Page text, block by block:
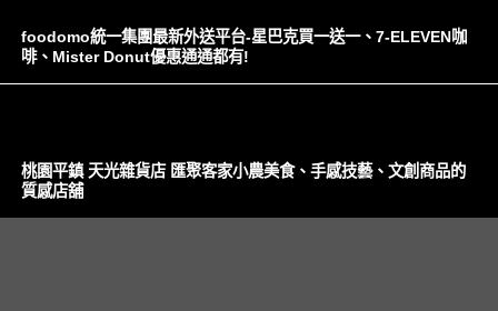
foodomo統一集團最新外送平台-星巴克買一送一、7-ELEVEN咖
啡、Mister Donut優惠通通都有!
桃園平鎮 天光雜貨店 匯聚客家小農美食、手感技藝、文創商品的
質感店舖